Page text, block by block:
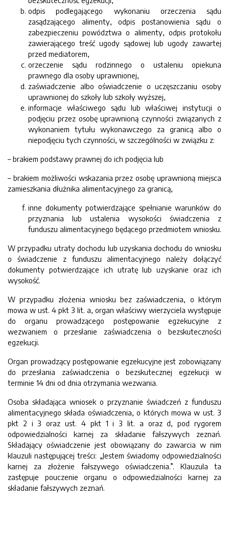
odpis podlegającego wykonaniu orzeczenia sądu
zasądzającego alimenty, odpis postanowienia sądu o
zabezpieczeniu powództwa o alimenty, odpis protokołu
zawierającego treść ugody sądowej lub ugody zawartej
przed mediatorem,
orzeczenie sądu rodzinnego o ustaleniu opiekuna
prawnego dla osoby uprawnionej,
zaświadczenie albo oświadczenie o uczęszczaniu osoby
uprawnionej do szkoły lub szkoły wyższej,
informacje właściwego sądu lub właściwej instytucji o
podjęciu przez osobę uprawnioną czynności związanych z
wykonaniem tytułu wykonawczego za granicą albo o
niepodjęciu tych czynności, w szczególności w związku z:
– brakiem podstawy prawnej do ich podjęcia lub
– brakiem możliwości wskazania przez osobę uprawnioną miejsca
zamieszkania dłużnika alimentacyjnego za granicą,
inne dokumenty potwierdzające spełnianie warunków do
przyznania lub ustalenia wysokości świadczenia z
funduszu alimentacyjnego będącego przedmiotem wniosku.
W przypadku utraty dochodu lub uzyskania dochodu do wniosku
o świadczenie z funduszu alimentacyjnego należy dołączyć
dokumenty potwierdzające ich utratę lub uzyskanie oraz ich
wysokość.
W przypadku złożenia wniosku bez zaświadczenia, o którym
mowa w ust. 4 pkt 3 lit. a, organ właściwy wierzyciela występuje
do organu prowadzącego postępowanie egzekucyjne z
wezwaniem o przesłanie zaświadczenia o bezskuteczności
egzekucji.
Organ prowadzący postępowanie egzekucyjne jest zobowiązany
do przesłania zaświadczenia o bezskutecznej egzekucji w
terminie 14 dni od dnia otrzymania wezwania.
Osoba składająca wniosek o przyznanie świadczeń z funduszu
alimentacyjnego składa oświadczenia, o których mowa w ust. 3
pkt 2 i 3 oraz ust. 4 pkt 1 i 3 lit. a oraz d, pod rygorem
odpowiedzialności karnej za składanie fałszywych zeznań.
Składający oświadczenie jest obowiązany do zawarcia w nim
klauzuli następującej treści: „Jestem świadomy odpowiedzialności
karnej za złożenie fałszywego oświadczenia.”. Klauzula ta
zastępuje pouczenie organu o odpowiedzialności karnej za
składanie fałszywych zeznań.